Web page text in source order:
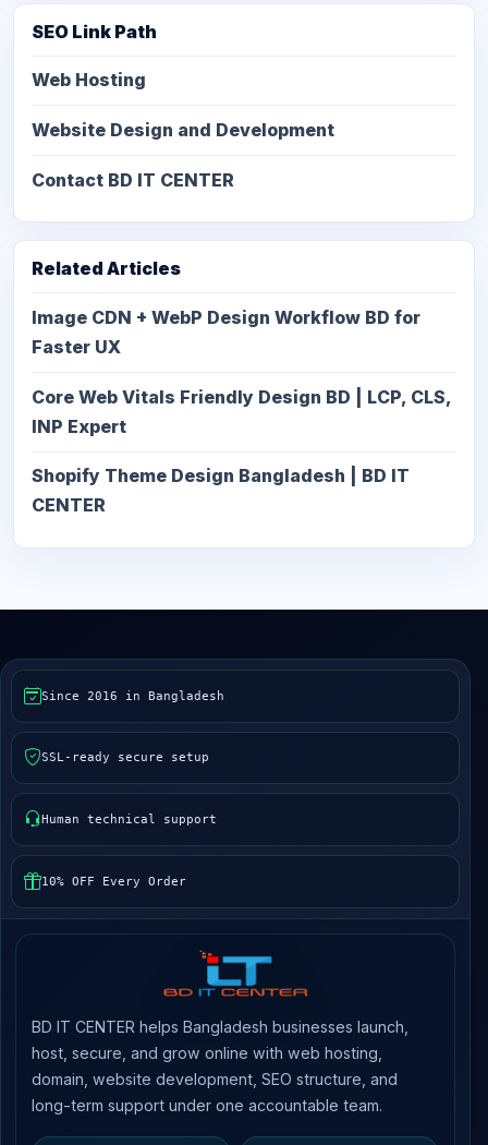
SEO Link Path
Web Hosting
Website Design and Development
Contact BD IT CENTER
Related Articles
Image CDN + WebP Design Workflow BD for
Faster UX
Core Web Vitals Friendly Design BD | LCP, CLS,
INP Expert
Shopify Theme Design Bangladesh | BD IT
CENTER
Since 2016 in Bangladesh
SSL-ready secure setup
Human technical support
10% OFF Every Order
BD IT CENTER helps Bangladesh businesses launch,
host, secure, and grow online with web hosting,
domain, website development, SEO structure, and
long-term support under one accountable team.